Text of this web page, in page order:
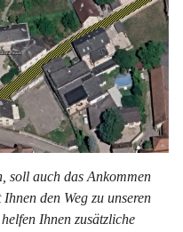
soll auch das Ankommen
den Weg zu unseren
Ihnen zusätzliche